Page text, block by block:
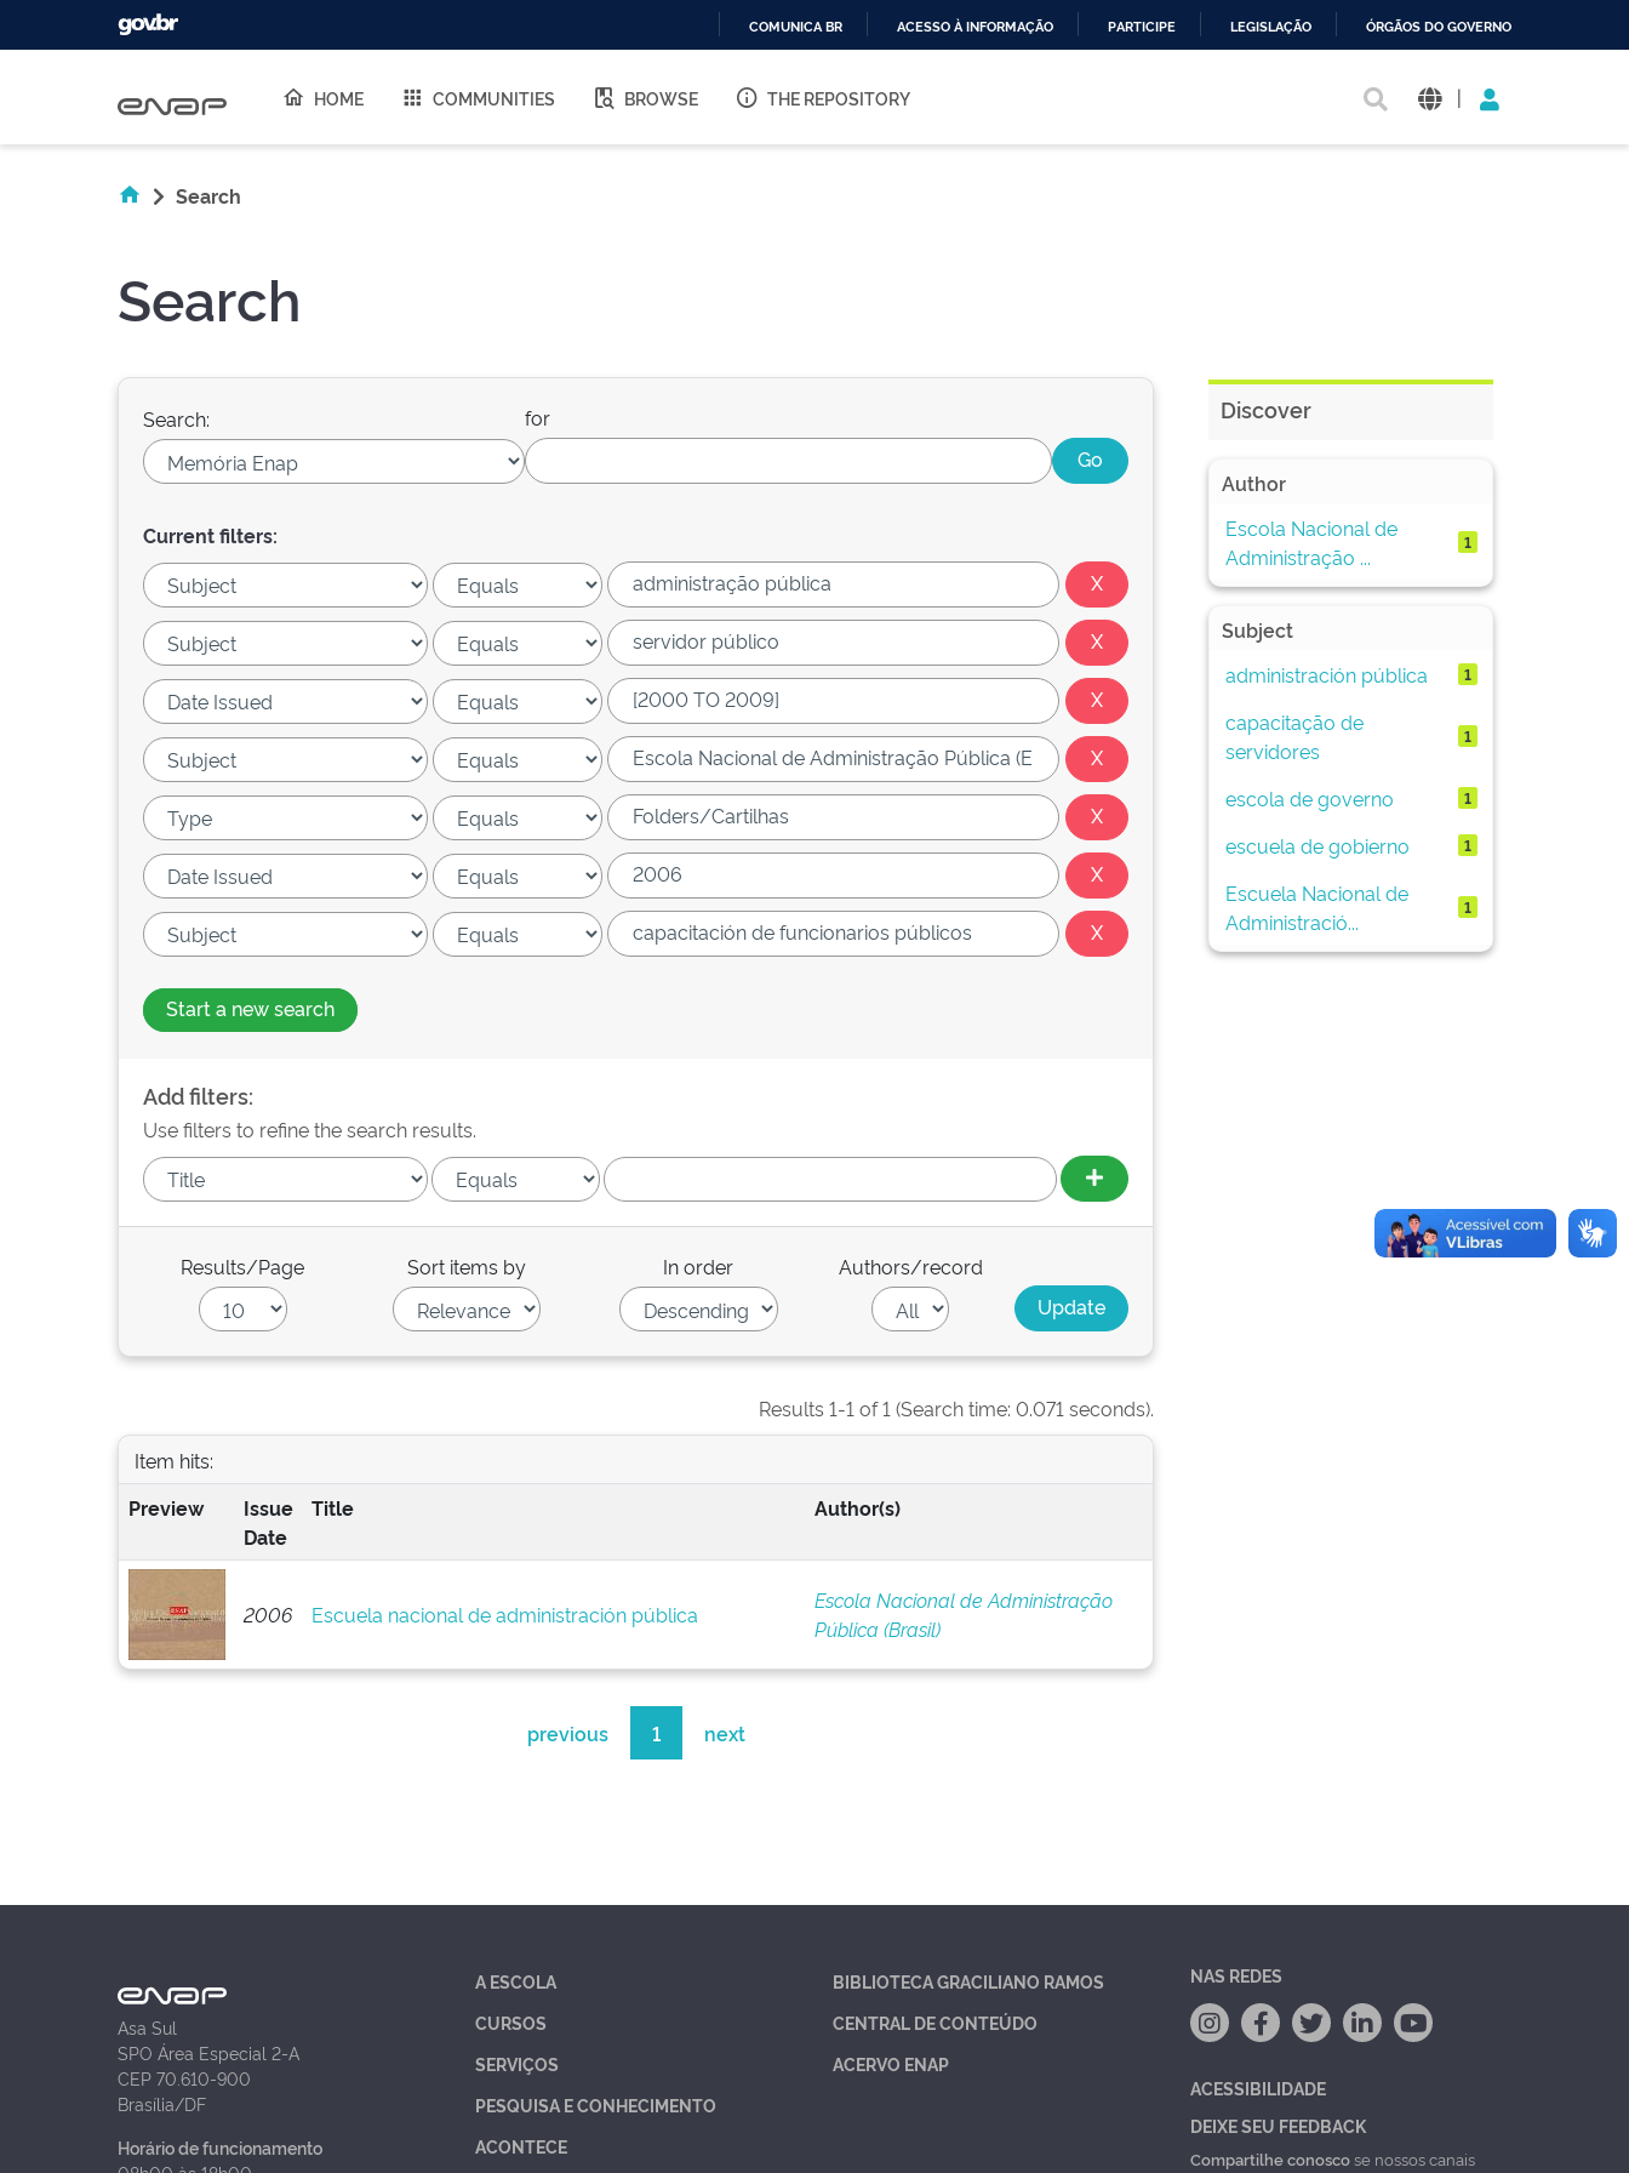
O
COMUNICA BR ACESSO À INFORMAÇÃO PARTICIPE LEGISLAÇÃO ÓRGÃOS DO GOVERNO
HOME COMMUNITIES BROWSE THE REPOSITORY |
Search
Search
Search: for
Current filters:
Start a new search
Add filters:
Use filters to refine the search results.
Results/Page Sort items by In order Authors/record
Results 1-1 of 1 (Search time: 0.071 seconds).
Item hits:
Preview
Issue
Date
Title Author(s)
2006 Escuela nacional de administración pública
Escola Nacional de Administração
Pública (Brasil)
previous 1 next
Discover
Author
Escola Nacional de
Administração ...
1
Subject
administración pública
1
capacitação de
servidores
1
escola de governo 1
escuela de gobierno 1
Escuela Nacional de
Administració...
1
Asa Sul
SPO Área Especial 2-A
CEP 70.610-900
Brasília/DF
Horário de funcionamento
A ESCOLA
CURSOS
SERVIÇOS
PESQUISA E CONHECIMENTO
ACONTECE
BIBLIOTECA GRACILIANO RAMOS
CENTRAL DE CONTEÚDO
ACERVO ENAP
NAS REDES
ACESSIBILIDADE
DEIXE SEU FEEDBACK
Compartilhe conoscose nossos canais